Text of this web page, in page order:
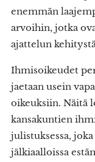
enemmän
arvoihin, jotka
ajattelun
Ihmisoikeudet
jaetaan usein
oikeuksiin. Näitä
kansakuntien
julistuksessa,
jälkiaalloissa